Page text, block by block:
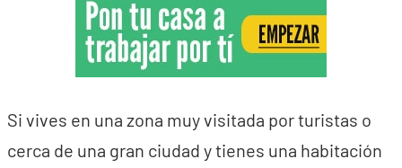
Si vives en una zona muy visitada por turistas o
cerca de una gran ciudad y tienes una habitación